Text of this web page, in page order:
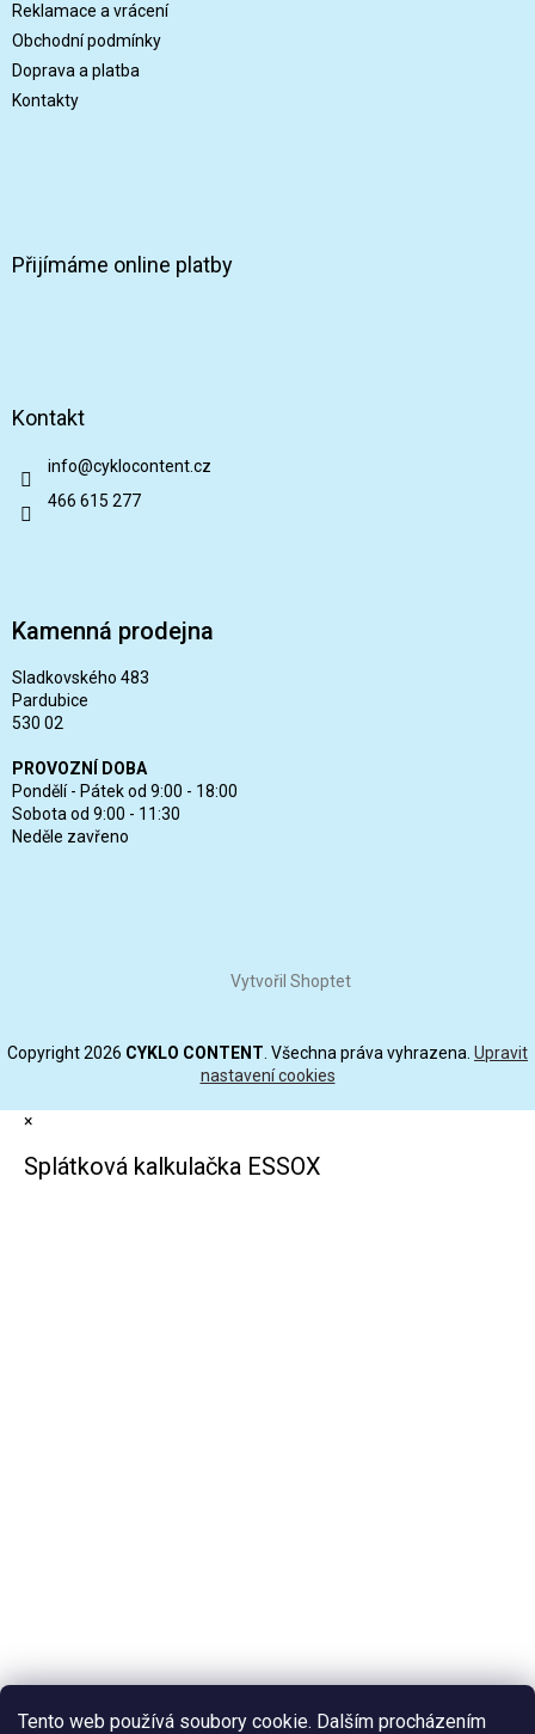
Tento web používá soubory cookie. Dalším procházením
Reklamace a vrácení
Obchodní podmínky
Doprava a platba
Kontakty
Přijímáme online platby
Kontakt
info@cyklocontent.cz
466 615 277
Kamenná prodejna
Sladkovského 483
Pardubice
530 02
PROVOZNÍ DOBA
Pondělí - Pátek od 9:00 - 18:00
Sobota od 9:00 - 11:30
Neděle zavřeno
Vytvořil Shoptet
Copyright 2026 CYKLO CONTENT. Všechna práva vyhrazena. Upravit
nastavení cookies
×
Splátková kalkulačka ESSOX